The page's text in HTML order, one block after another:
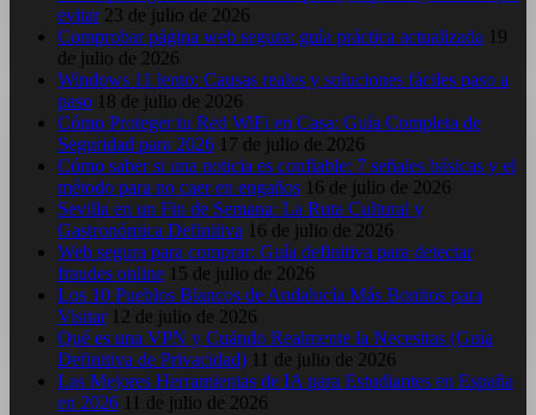
evitar 23 de julio de 2026
Comprobar página web segura: guía práctica actualizada 19
de julio de 2026
Windows 11 lento: Causas reales y soluciones fáciles paso a
paso 18 de julio de 2026
Cómo Proteger tu Red WiFi en Casa: Guía Completa de
Seguridad para 2026 17 de julio de 2026
Cómo saber si una noticia es confiable: 7 señales básicas y el
método para no caer en engaños 16 de julio de 2026
Sevilla en un Fin de Semana: La Ruta Cultural y
Gastronómica Definitiva 16 de julio de 2026
Web segura para comprar: Guía definitiva para detectar
fraudes online 15 de julio de 2026
Los 10 Pueblos Blancos de Andalucía Más Bonitos para
Visitar 12 de julio de 2026
Qué es una VPN y Cuándo Realmente la Necesitas (Guía
Definitiva de Privacidad) 11 de julio de 2026
Las Mejores Herramientas de IA para Estudiantes en España
en 2026 11 de julio de 2026